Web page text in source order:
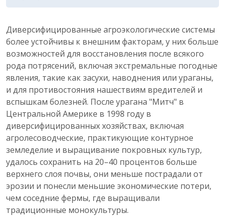
Диверсифицированные агроэкологические системы
более устойчивы к внешним факторам, у них больше
возможностей для восстановления после всякого
рода потрясений, включая экстремальные погодные
явления, такие как засухи, наводнения или ураганы,
и для противостояния нашествиям вредителей и
вспышкам болезней. После урагана "Митч" в
Центральной Америке в 1998 году в
диверсифицированных хозяйствах, включая
агролесоводческие, практикующие контурное
земледелие и выращивание покровных культур,
удалось сохранить на 20–40 процентов больше
верхнего слоя почвы, они меньше пострадали от
эрозии и понесли меньшие экономические потери,
чем соседние фермы, где выращивали
традиционные монокультуры.